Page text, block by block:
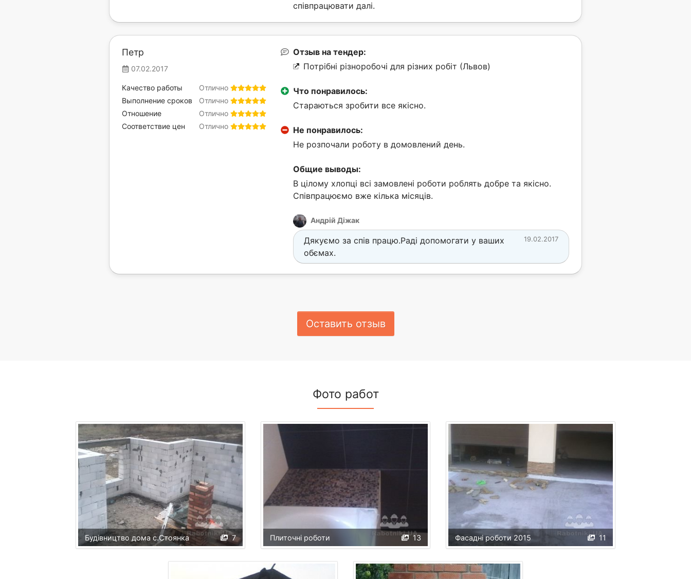
співпрацювати далі.
Петр
07.02.2017
Отлично
Качество работы
Отлично
Выполнение сроков
Отлично
Отношение
Отлично
Соответствие цен
Отзыв на тендер:
Потрібні різноробочі для різних робіт (Львов)
Что понравилось:
Стараються зробити все якісно.
Не понравилось:
Не розпочали роботу в домовлений день.
Общие выводы:
В цілому хлопці всі замовлені роботи роблять добре та якісно.
Співпрацюємо вже кілька місяців.
Андрій Діжак
19.02.2017
Дякуємо за спів працю.Раді допомогати у ваших
обємах.
Оставить отзыв
Фото работ
7
Будівництво дома с.Стоянка 13
Плиточні роботи 11
Фасаднi роботи 2015